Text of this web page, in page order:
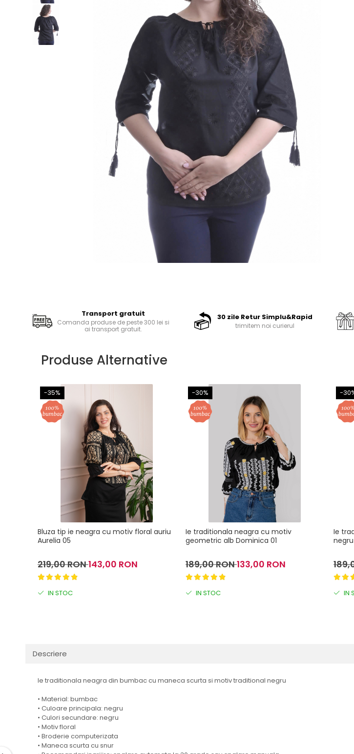
Transport gratuit
Comanda produse de peste 300 lei si
ai transport gratuit.
30 zile Retur Simplu&Rapid
trimitem noi curierul
Produse Alternative
-35%
Bluza tip ie neagra cu motiv floral auriu
Aurelia 05
219,00 RON143,00 RON
IN STOC
-30%
Ie traditionala neagra cu motiv
geometric alb Dominica 01
189,00 RON133,00 RON
IN STOC
-
Ie
IN
Descriere
Ie traditionala neagra din bumbac cu maneca scurta si motiv traditional negru
• Material: bumbac
• Culoare principala: negru
• Culori secundare: negru
• Motiv floral
• Broderie computerizata
• Maneca scurta cu snur